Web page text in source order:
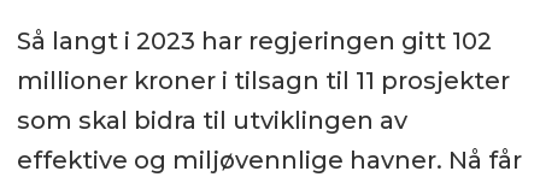
Så langt i 2023 har regjeringen gitt 102
millioner kroner i tilsagn til 11 prosjekter
som skal bidra til utviklingen av
effektive og miljøvennlige havner. Nå får